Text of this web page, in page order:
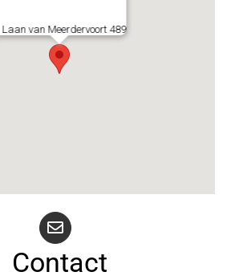
Laan van Meerdervoort 489
Contact